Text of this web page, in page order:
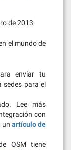
de 2013
el mundo de
enviar tu
sedes para el
Lee más
con
un artículo de
OSM tiene